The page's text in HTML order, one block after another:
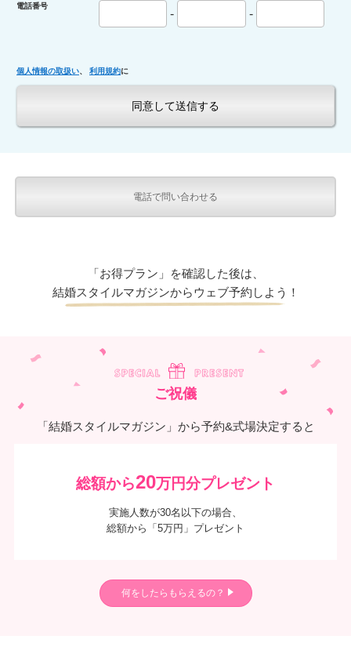
電話番号
- -
個人情報の取扱い 利用規約に
電話で問い合わせる
「お得プラン」を確認した後は、
結婚スタイルマガジンからウェブ予約しよう！
ご祝儀
「結婚スタイルマガジン」から予約&式場決定すると
総額から20万円分プレゼント
実施人数が30名以下の場合、
総額から「5万円」プレゼント
何をしたらもらえるの？